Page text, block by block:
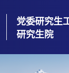
党委研究生
研究生院